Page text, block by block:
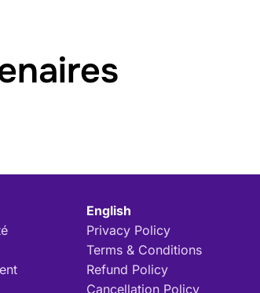
English
Privacy Policy
Terms & Conditions
Refund Policy
Cancellation Policy